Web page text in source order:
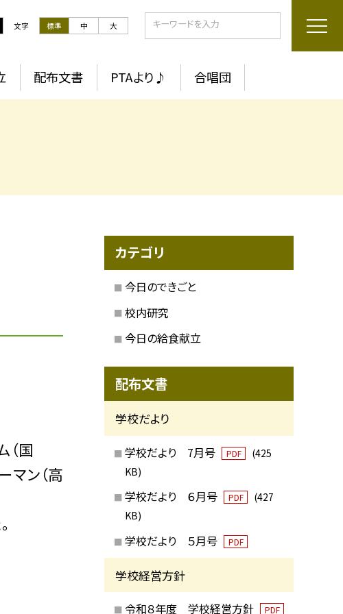
文字 標準 中 大
配布文書 PTAより♪ 合唱団
（国
マン（高
カテゴリ
今日のできごと
校内研究
今日の給食献立
配布文書
学校だより
学校だより 7月号 PDF
(425
KB)
学校だより ６月号 PDF
(427
KB)
学校だより ５月号 PDF
学校経営方針
令和８年度 学校経営方針 PDF